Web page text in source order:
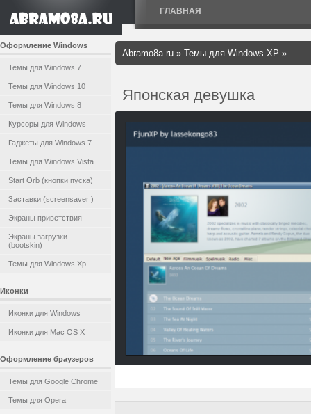
ГЛАВНАЯ
Оформление Windows
Темы для Windows 7
Темы для Windows 10
Темы для Windows 8
Курсоры для Windows
Гаджеты для Windows 7
Темы для Windows Vista
Start Orb (кнопки пуска)
Заставки (screensaver )
Экраны приветствия
Экраны загрузки
(bootskin)
Темы для Windows Xp
Иконки
Иконки для Windows
Иконки для Mac OS X
Оформление браузеров
Темы для Google Chrome
Темы для Opera
Abramo8a.ru » Темы для Windows XP »
Японская девушка